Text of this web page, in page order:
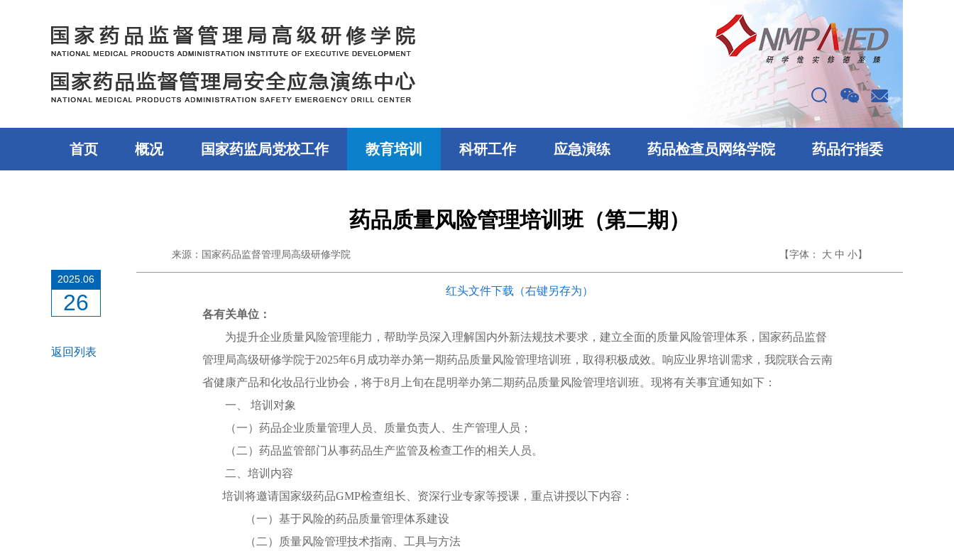
首页 概况 国家药监局党校工作 教育培训 科研工作 应急演练 药品检查员网络学院 药品行指委
2025.06
26
返回列表
药品质量风险管理培训班（第二期）
来源：国家药品监督管理局高级研修学院 【字体： 大 中 小】
红头文件下载（右键另存为）
各有关单位：
为提升企业质量风险管理能力， 帮助学员深入理解国内外新法规技术要求，建立全面的质量风险管理体系， 国家药品监督
管理局高级研修学院于2025年6月 成功举办第一期药品质量风险管理培训班，取得积极成效。响应业界培训需求，我院联合云南
省健康产品和化妆品行业协会，将于8月 上旬在昆明举办第二期药品质量风险管理培训班。现将有关事宜通知如下：
一、 培训对象
（一） 药品企业质量管理人员、质量负责人、生产管理人员；
（二）药品监管部门从事药品生产监管及检查工作的相关人员。
二
、培训内容
培训将邀请国家级药品GMP检查组长、资深行业专家等授课，重点讲授以下内容：
（一） 基于风险的药品质量管理体系建设
（二）质量风险管理技术指南、工具与方法